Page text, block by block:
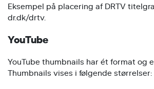
Eksempel på placering af DRTV
dr.dk/drtv.
YouTube
YouTube thumbnails har ét format og
Thumbnails vises i følgende størrelser: